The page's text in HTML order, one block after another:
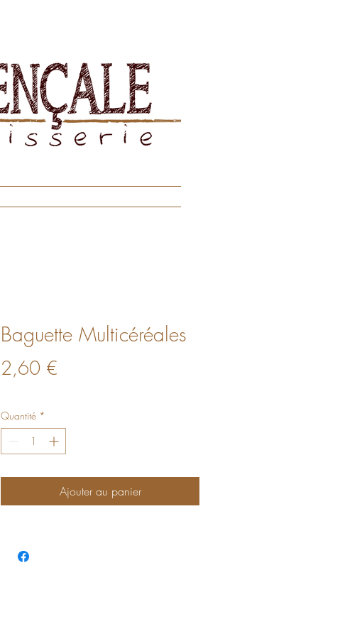
Baguette Multicéréales
2,60 €
Quantité *
Ajouter au panier